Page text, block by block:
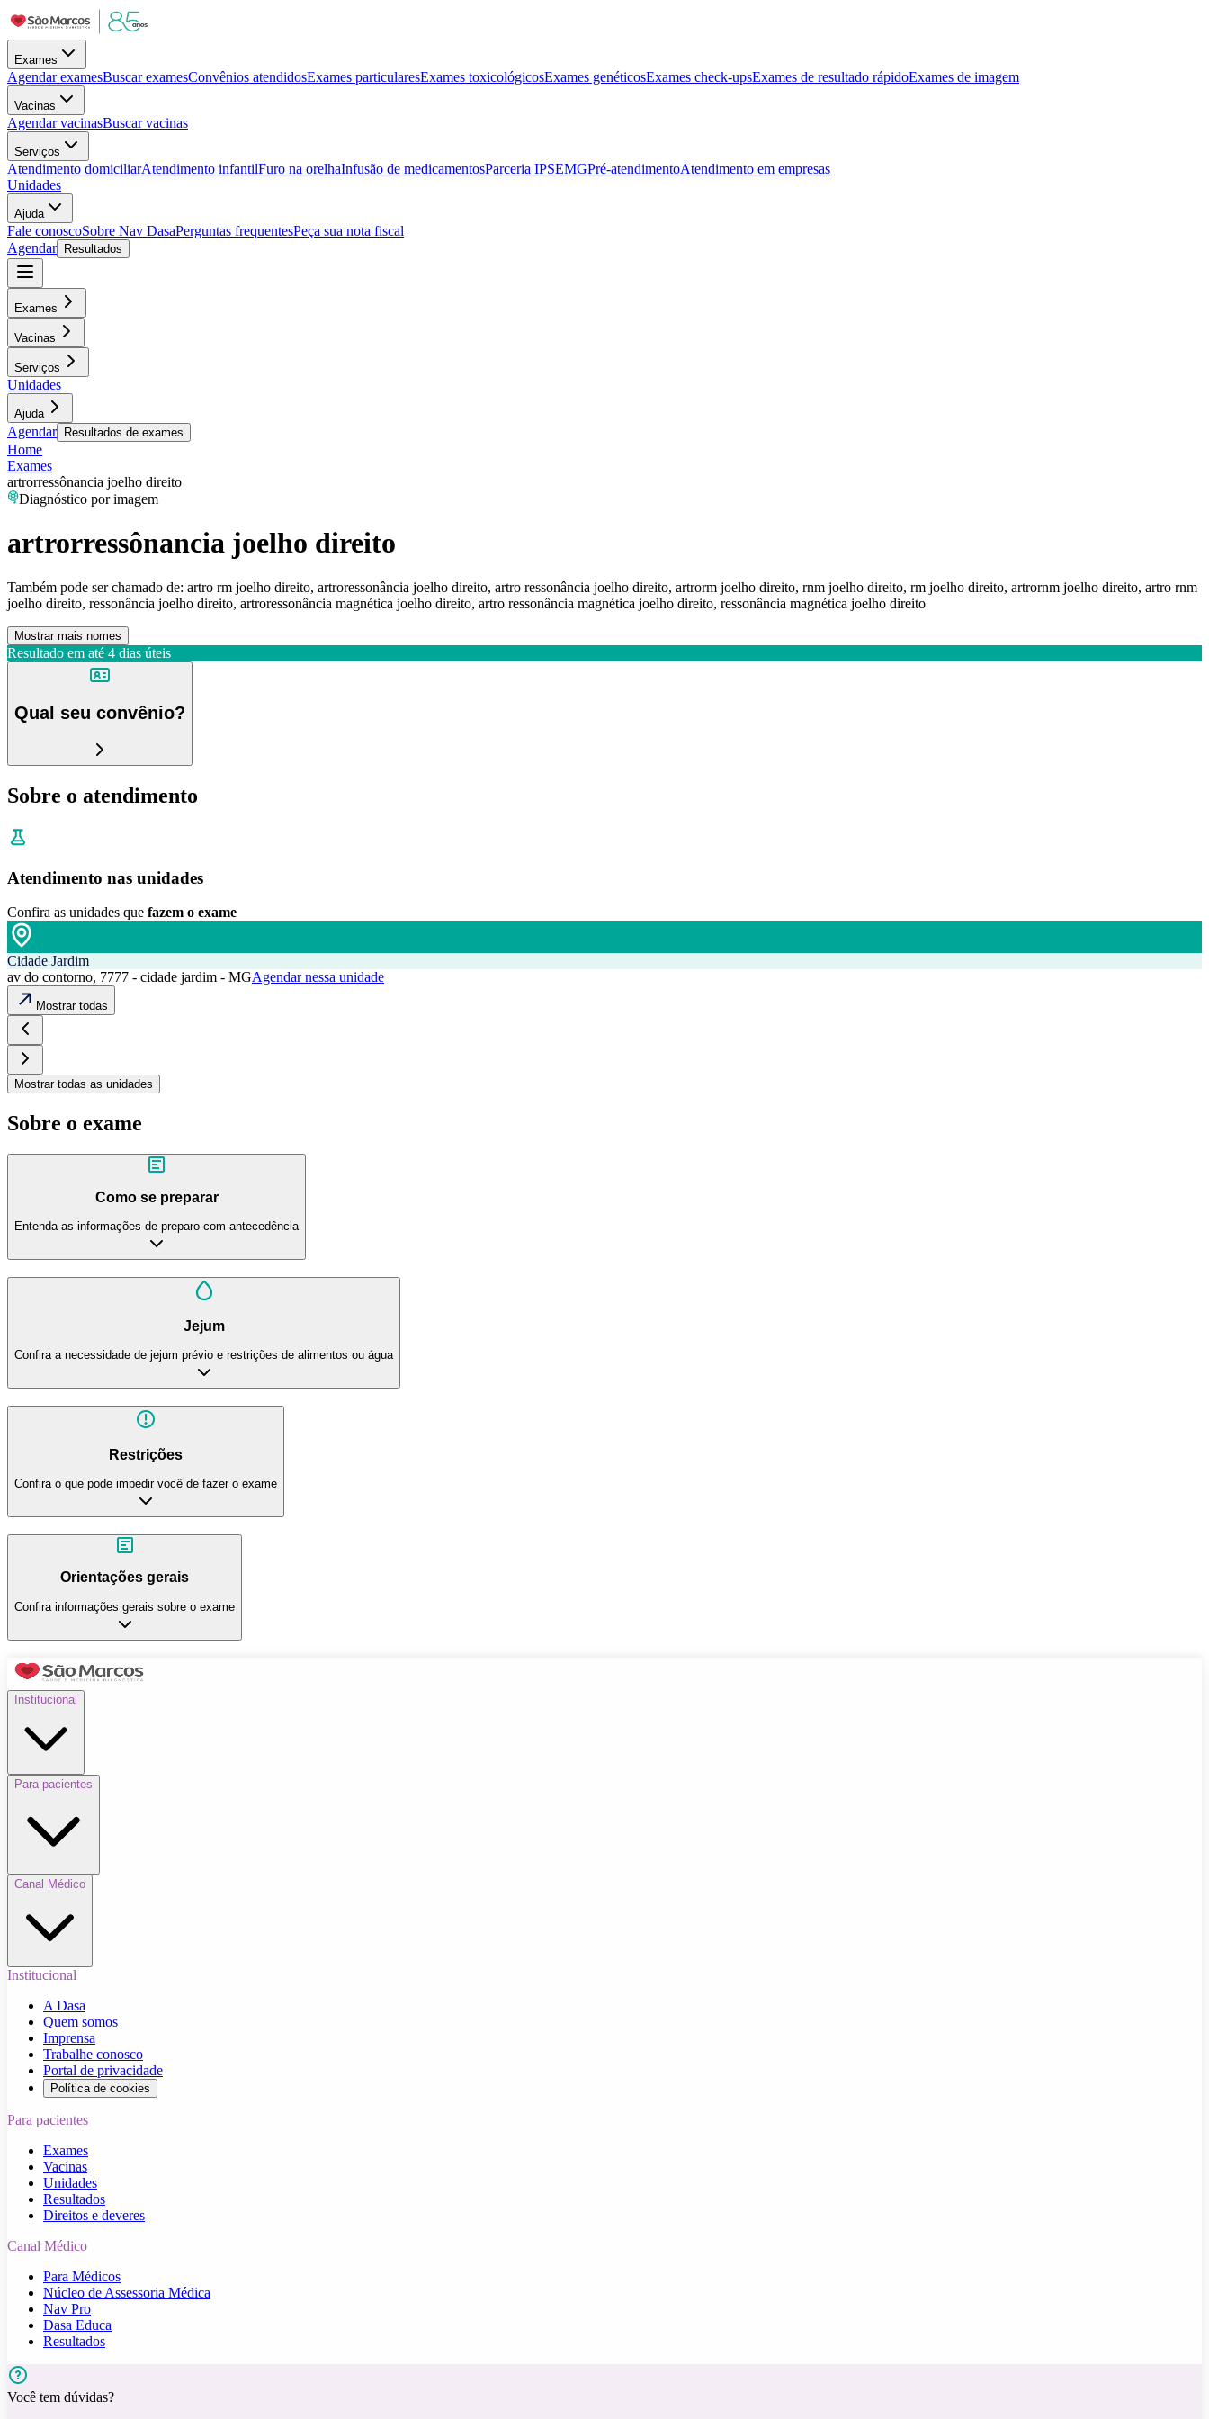
Exames
Agendar examesBuscar examesConvênios atendidosExames particularesExames toxicológicosExames genéticosExames check-upsExames de resultado rápidoExames de imagem
Vacinas
Agendar vacinasBuscar vacinas
Serviços
Atendimento domiciliarAtendimento infantilFuro na orelhaInfusão de medicamentosParceria IPSEMGPré-atendimentoAtendimento em empresas
Unidades
Ajuda
Fale conoscoSobre Nav DasaPerguntas frequentesPeça sua nota fiscal
Agendar
Resultados
Exames
Vacinas
Serviços
Unidades
Ajuda
Agendar Resultados de exames
Home
Exames
artrorressônancia joelho direito
Diagnóstico por imagem
artrorressônancia joelho direito
Também pode ser chamado de: artro rm joelho direito, artroressonância joelho direito, artro ressonância joelho direito, artrorm joelho direito, rnm joelho direito, rm joelho direito, artrornm joelho direito, artro rnm
joelho direito, ressonância joelho direito, artroressonância magnética joelho direito, artro ressonância magnética joelho direito, ressonância magnética joelho direito
Mostrar mais nomes
Resultado em até 4 dias úteis
Qual seu convênio?
Sobre o atendimento
Atendimento nas unidades
Confira as unidades que fazem o exame
Cidade Jardim
av do contorno, 7777 - cidade jardim - MGAgendar nessa unidade
Mostrar todas
Mostrar todas as unidades
Sobre o exame
Como se preparar
Entenda as informações de preparo com antecedência
Jejum
Confira a necessidade de jejum prévio e restrições de alimentos ou água
Restrições
Confira o que pode impedir você de fazer o exame
Orientações gerais
Confira informações gerais sobre o exame
Institucional
Para pacientes
Canal Médico
Institucional
A Dasa
Quem somos
Imprensa
Trabalhe conosco
Portal de privacidade
Política de cookies
Para pacientes
Exames
Vacinas
Unidades
Resultados
Direitos e deveres
Canal Médico
Para Médicos
Núcleo de Assessoria Médica
Nav Pro
Dasa Educa
Resultados
Você tem dúvidas?